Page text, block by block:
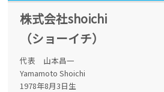
株式会社shoichi
（ショーイチ）
代表 山本昌一
Yamamoto Shoichi
1978年8月3日生